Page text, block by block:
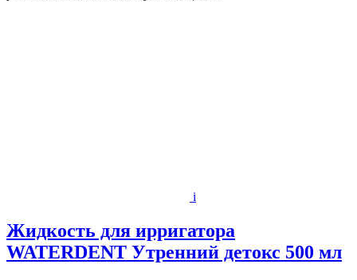
i
Жидкость для ирригатора
WATERDENT Утренний детокс 500 мл